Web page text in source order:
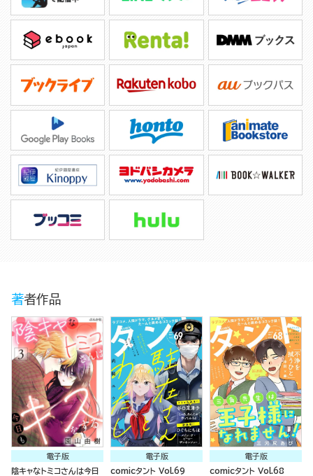
著者作品
電子版
陰キャなトミコさんは今日
電子版
comicタント Vol.69
電子版
comicタント Vol.68